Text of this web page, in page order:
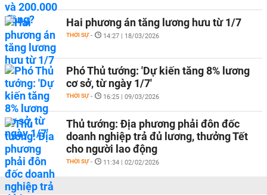
Hai phương án tăng lương hưu từ 1/7
THỜI SỰ - 14:27 | 18/03/2026
Phó Thủ tướng: 'Dự kiến tăng 8% lương
cơ sở, từ ngày 1/7'
THỜI SỰ - 16:25 | 09/03/2026
Thủ tướng: Địa phương phải đôn đốc
doanh nghiệp trả đủ lương, thưởng Tết
cho người lao động
THỜI SỰ - 11:34 | 02/02/2026